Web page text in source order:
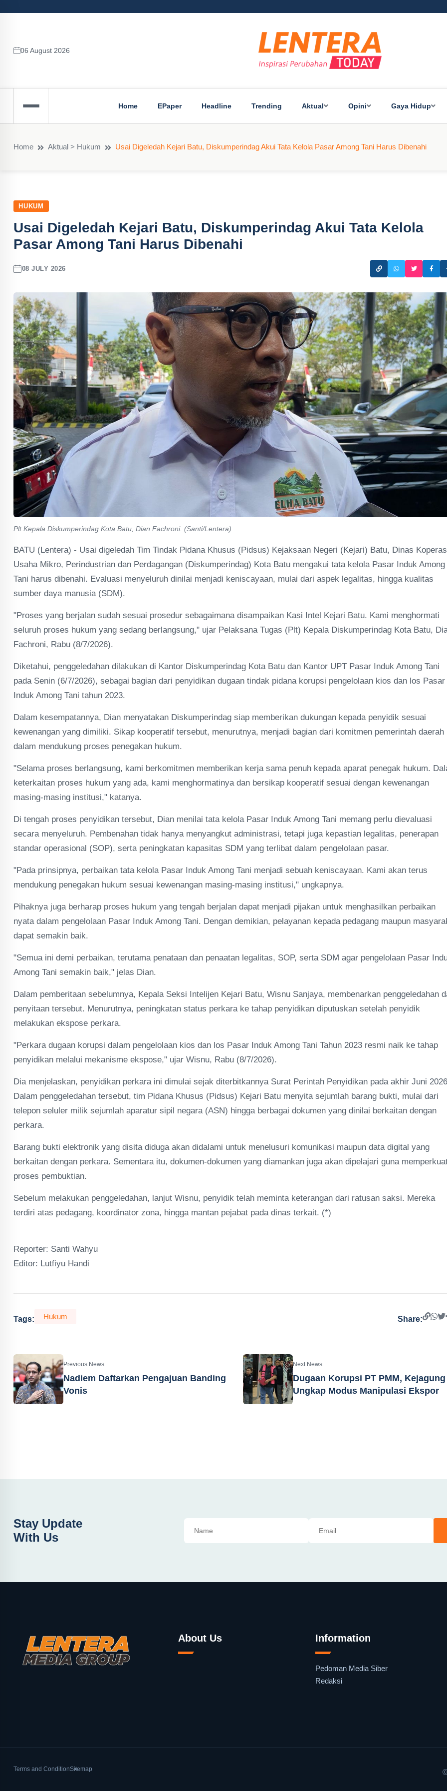
06 August 2026
Home EPaper Headline Trending Aktual Opini Gaya Hidup
Home Aktual > Hukum Usai Digeledah Kejari Batu, Diskumperindag Akui Tata Kelola Pasar Among Tani Harus Dibenahi
HUKUM
Usai Digeledah Kejari Batu, Diskumperindag Akui Tata Kelola
Pasar Among Tani Harus Dibenahi
08 JULY 2026
Plt Kepala Diskumperindag Kota Batu, Dian Fachroni. (Santi/Lentera)
BATU (Lentera) - Usai digeledah Tim Tindak Pidana Khusus (Pidsus) Kejaksaan Negeri (Kejari) Batu, Dinas
Usaha Mikro, Perindustrian dan Perdagangan (Diskumperindag) Kota Batu mengakui tata kelola Pasar Induk Among
Tani harus dibenahi. Evaluasi menyeluruh dinilai menjadi keniscayaan, mulai dari aspek legalitas, hingga kualitas
sumber daya manusia (SDM).
"Proses yang berjalan sudah sesuai prosedur sebagaimana disampaikan Kasi Intel Kejari Batu. Kami menghormati
seluruh proses hukum yang sedang berlangsung," ujar Pelaksana Tugas (Plt) Kepala Diskumperindag Kota Batu,
Fachroni, Rabu (8/7/2026).
Diketahui, penggeledahan dilakukan di Kantor Diskumperindag Kota Batu dan Kantor UPT Pasar Induk Among Tani
pada Senin (6/7/2026), sebagai bagian dari penyidikan dugaan tindak pidana korupsi pengelolaan kios dan los Pasar
Induk Among Tani tahun 2023.
Dalam kesempatannya, Dian menyatakan Diskumperindag siap memberikan dukungan kepada penyidik sesuai
kewenangan yang dimiliki. Sikap kooperatif tersebut, menurutnya, menjadi bagian dari komitmen pemerintah daerah
dalam mendukung proses penegakan hukum.
"Selama proses berlangsung, kami berkomitmen memberikan kerja sama penuh kepada aparat penegak hukum.
keterkaitan proses hukum yang ada, kami menghormatinya dan bersikap kooperatif sesuai dengan kewenangan
masing-masing institusi," katanya.
Di tengah proses penyidikan tersebut, Dian menilai tata kelola Pasar Induk Among Tani memang perlu dievaluasi
secara menyeluruh. Pembenahan tidak hanya menyangkut administrasi, tetapi juga kepastian legalitas, penerapan
standar operasional (SOP), serta peningkatan kapasitas SDM yang terlibat dalam pengelolaan pasar.
"Pada prinsipnya, perbaikan tata kelola Pasar Induk Among Tani menjadi sebuah keniscayaan. Kami akan terus
mendukung penegakan hukum sesuai kewenangan masing-masing institusi," ungkapnya.
Pihaknya juga berharap proses hukum yang tengah berjalan dapat menjadi pijakan untuk menghasilkan perbaikan
nyata dalam pengelolaan Pasar Induk Among Tani. Dengan demikian, pelayanan kepada pedagang maupun
dapat semakin baik.
"Semua ini demi perbaikan, terutama penataan dan penaatan legalitas, SOP, serta SDM agar pengelolaan Pasar
Among Tani semakin baik," jelas Dian.
Dalam pemberitaan sebelumnya, Kepala Seksi Intelijen Kejari Batu, Wisnu Sanjaya, membenarkan penggeledahan
penyitaan tersebut. Menurutnya, peningkatan status perkara ke tahap penyidikan diputuskan setelah penyidik
melakukan ekspose perkara.
"Perkara dugaan korupsi dalam pengelolaan kios dan los Pasar Induk Among Tani Tahun 2023 resmi naik ke tahap
penyidikan melalui mekanisme ekspose," ujar Wisnu, Rabu (8/7/2026).
Dia menjelaskan, penyidikan perkara ini dimulai sejak diterbitkannya Surat Perintah Penyidikan pada akhir Juni
Dalam penggeledahan tersebut, tim Pidana Khusus (Pidsus) Kejari Batu menyita sejumlah barang bukti, mulai dari
telepon seluler milik sejumlah aparatur sipil negara (ASN) hingga berbagai dokumen yang dinilai berkaitan dengan
perkara.
Barang bukti elektronik yang disita diduga akan didalami untuk menelusuri komunikasi maupun data digital yang
berkaitan dengan perkara. Sementara itu, dokumen-dokumen yang diamankan juga akan dipelajari guna
proses pembuktian.
Sebelum melakukan penggeledahan, lanjut Wisnu, penyidik telah meminta keterangan dari ratusan saksi. Mereka
terdiri atas pedagang, koordinator zona, hingga mantan pejabat pada dinas terkait. (*)
Reporter: Santi Wahyu
Editor: Lutfiyu Handi
Tags: Hukum Share:
Previous News
Nadiem Daftarkan Pengajuan Banding
Vonis
Next News
Dugaan Korupsi PT PMM, Kejagung
Ungkap Modus Manipulasi Ekspor
Stay Update
With Us
About Us Information
Pedoman Media Siber
Redaksi
Terms and ConditionSitemap